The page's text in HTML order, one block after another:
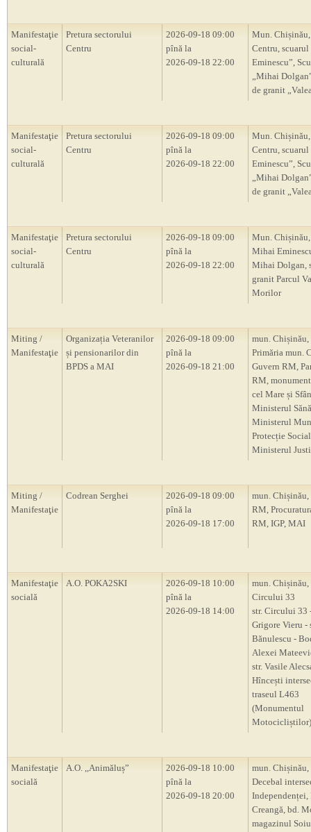
Manifestaţie
social-
culturală
Pretura sectorului
Centru
2026-09-18 09:00
pînă la
2026-09-18 22:00
Mun. Chișinău,
Centru,
Eminescu”,
„Mihai
de granit
Manifestaţie
social-
culturală
Pretura sectorului
Centru
2026-09-18 09:00
pînă la
2026-09-18 22:00
Mun. Chișinău,
Centru,
Eminescu”,
„Mihai
de granit
Manifestaţie
social-
culturală
Pretura sectorului
Centru
2026-09-18 09:00
pînă la
2026-09-18 22:00
Mun.
Mihai
Mihai Dolgan,
granit Parcul
Morilor
Miting /
Manifestaţie
Organizația Veteranilor
și pensionarilor din
BPDS a MAI
2026-09-18 09:00
pînă la
2026-09-18 21:00
mun.
Primăria mun.
Guvern RM,
RM,
cel Mare și
Ministerul
Ministerul
Protecție
Ministerul
Miting /
Manifestaţie
Codrean Serghei
2026-09-18 09:00
pînă la
2026-09-18 17:00
mun. Chișinău,
RM,
RM, IGP, MAI
Manifestaţie
socială
A.O. POKA2SKI
2026-09-18 10:00
pînă la
2026-09-18 14:00
mun. Chișinău,
Circului 33
str. Circului 33
Grigore Vieru -
Bănulescu -
Alexei
str. Vasile
Hîncești
traseul L463
(Monumentul
Motocicliștilor)
Manifestaţie
socială
A.O. ,,Animăluș”
2026-09-18 10:00
pînă la
2026-09-18 20:00
mun. Chișinău,
Decebal
Independenței,
Creangă, bd.
magazinul